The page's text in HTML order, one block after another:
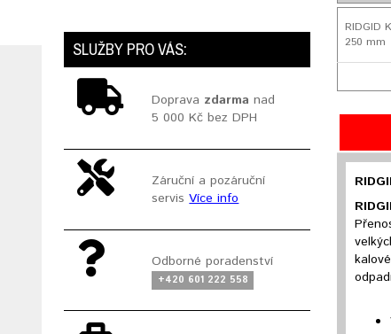
SLUŽBY PRO VÁS:
Doprava zdarma nad
5 000 Kč bez DPH
Záruční a pozáruční
servisVíce info
Odborné poradenství
+420 601 222 558
RIDGID
250 mm